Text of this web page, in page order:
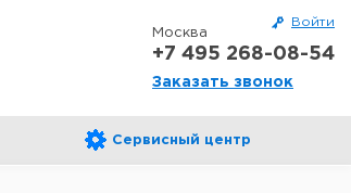
Войти
Москва
+7 495 268-08-54
Заказать звонок
Сервисный центр